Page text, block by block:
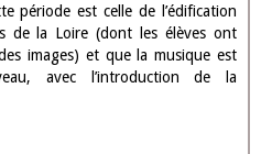
esprit nouveau” : la médecine,
l’érudition et des conceptions
scientifique. (Vésale,
à la croisée d’une formation
des humeurs, et d’une aspiration
(il donne des leçons